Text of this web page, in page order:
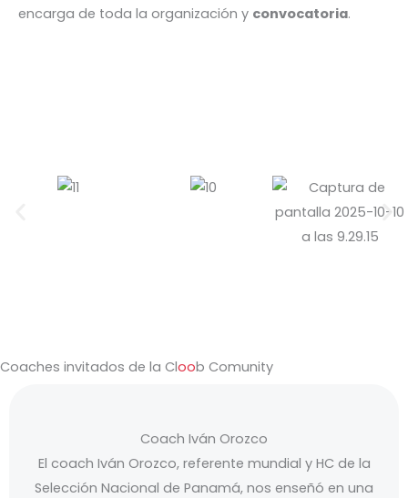
encarga de toda la organización y convocatoria.
Coaches invitados de la Cloob Comunity
Coach Iván Orozco
El coach Iván Orozco, referente mundial y HC de la
Selección Nacional de Panamá, nos enseñó en una